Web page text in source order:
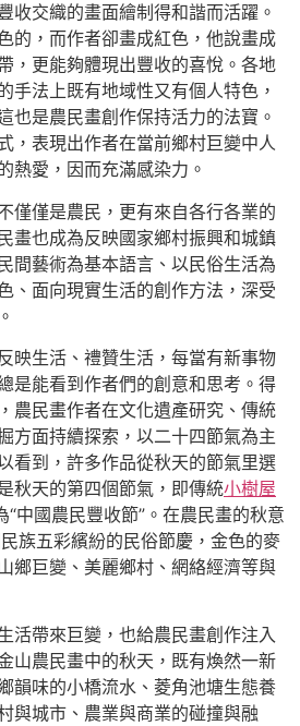
收交織的畫面繪制得和諧而活躍。
的，而作者卻畫成紅色，他說畫成
，更能夠體現出豐收的喜悅。各地
手法上既有地域性又有個人特色，
也是農民畫創作保持活力的法寶。
，表現出作者在當前鄉村巨變中人
熱愛，因而充滿感染力。
僅僅是農民，更有來自各行各業的
畫也成為反映國家鄉村振興和城鎮
間藝術為基本語言、以民俗生活為
、面向現實生活的創作方法，深受
映生活、禮贊生活，每當有新事物
是能看到作者們的創意和思考。得
農民畫作者在文化遺產研究、傳統
方面持續探索，以二十四節氣為主
看到，許多作品從秋天的節氣里選
秋天的第四個節氣，即傳統小樹屋
“中國農民豐收節”。在農民畫的秋意
族五彩繽紛的民俗節慶，金色的麥
鄉巨變、美麗鄉村、網絡經濟等與
活帶來巨變，也給農民畫創作注入
山農民畫中的秋天，既有煥然一新
韻味的小橋流水、菱角池塘生態養
與城市、農業與商業的碰撞與融